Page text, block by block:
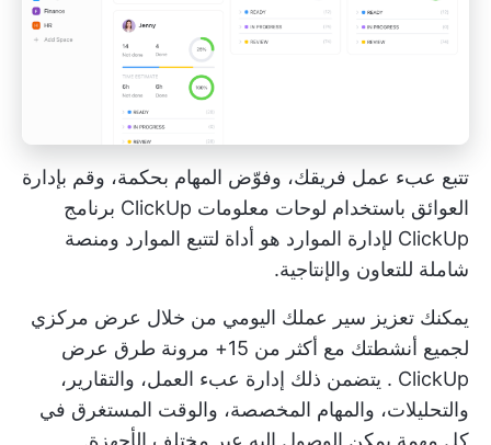
تتبع عبء عمل فريقك، وفوّض المهام بحكمة، وقم بإدارة
العوائق باستخدام لوحات معلومات ClickUp
برنامج
ClickUp لإدارة الموارد
هو أداة لتتبع الموارد ومنصة
شاملة للتعاون والإنتاجية.
يمكنك تعزيز سير عملك اليومي من خلال عرض مركزي
لجميع أنشطتك مع أكثر من 15+ مرونة
طرق عرض
ClickUp . يتضمن ذلك إدارة عبء العمل، والتقارير،
والتحليلات، والمهام المخصصة، والوقت المستغرق في